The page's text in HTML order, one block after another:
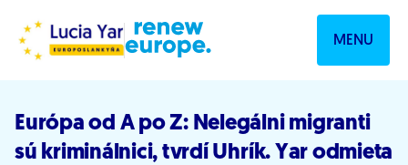
MENU
Európa od A po Z: Nelegálni migranti
sú kriminálnici, tvrdí Uhrík. Yar odmieta